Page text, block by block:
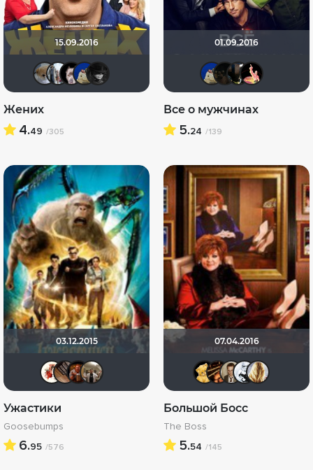
15.09.2016
Анюта*-*
Жених
4.49 /305
01.09.2016
Все о мужчинах
5.24 /139
03.12.2015
Vladimir Samsonov
Ужастики
Goosebumps
6.95 /576
07.04.2016
Алина28
Большой Босс
The Boss
5.54 /145